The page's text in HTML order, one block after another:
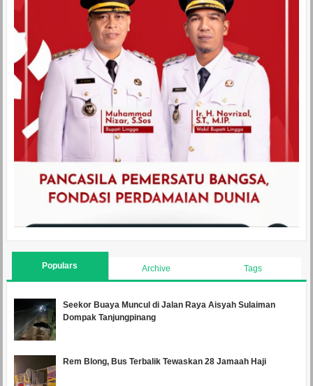
Populars Archive Tags
Seekor Buaya Muncul di Jalan Raya Aisyah Sulaiman
Dompak Tanjungpinang
Rem Blong, Bus Terbalik Tewaskan 28 Jamaah Haji